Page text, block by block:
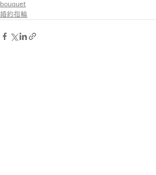
bouquet
婚約指輪